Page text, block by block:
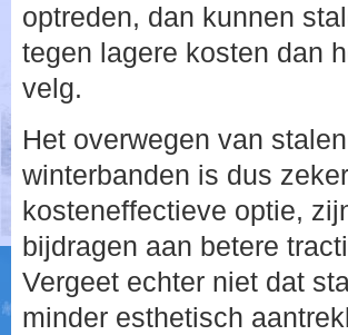
optreden, dan kunnen
tegen lagere kosten dan
velg.
Het overwegen van
winterbanden is dus
kosteneffectieve optie,
bijdragen aan betere
Vergeet echter niet dat
minder esthetisch